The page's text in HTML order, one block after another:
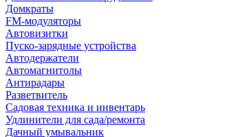
Домкраты
FM-модуляторы
Автовизитки
Пуско-зарядные устройства
Автодержатели
Автомагнитолы
Антирадары
Разветвитель
Садовая техника и инвентарь
Удлинители для сада/ремонта
Дачный умывальник